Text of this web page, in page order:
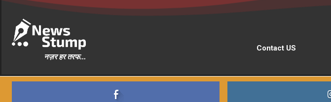
नज़र हर तरफ...
Contact US